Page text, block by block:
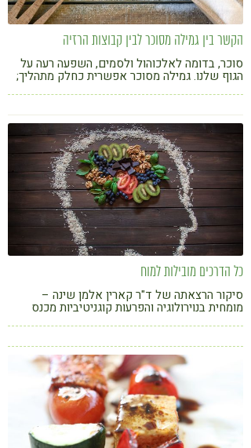
הקשר בין גמילה מסוכר לבין קבוצות הרזיה
סוכר, בדומה לאלכוהול ולסמים, השפעה רעה על
הגוף שלנו. גמילה מסוכר אפשרית כחלק מתהליך;
נועה פרומן מספקת טיפים
כל הדרכים מובילות למוח
סיקור הרצאתה של ד"ר קארין אלמן שינה –
מומחית בנוירולוגיה והפרעות קוגניטיביות מכנס
ולקבל טיפים למוח בריא יותר